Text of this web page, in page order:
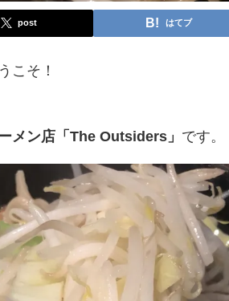
post はてブ
こそ！
メン店「The Outsiders」 です。